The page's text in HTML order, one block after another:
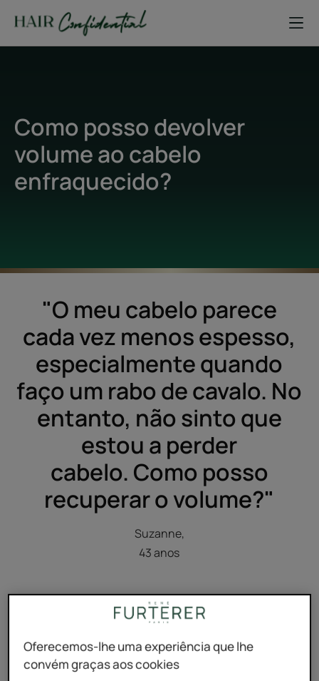
Como posso devolver
volume ao cabelo
enfraquecido?
"O meu cabelo parece
cada vez menos espesso,
especialmente quando
faço um rabo de cavalo. No
entanto, não sinto que
estou a perder
cabelo. Como posso
recuperar o volume?"
Suzanne,
43 anos
Oferecemos-lhe uma experiência que lhe
convém graças aos cookies